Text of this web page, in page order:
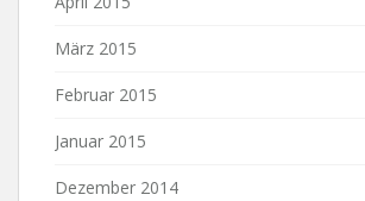
März 2015
Februar 2015
Januar 2015
Dezember 2014